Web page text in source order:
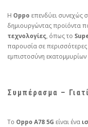
Η Oppo επενδύει συνεχώς
δημιουργώντας προϊόντα
τεχνολογίες, όπως το
παρουσία σε
εμπιστοσύνη
Συμπέρασμα –
Το Oppo A78 5G είναι ένα